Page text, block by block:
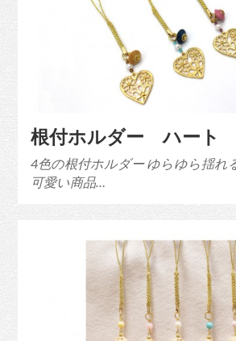
根付ホルダー ハート
4色の根付ホルダー ゆらゆら揺れ
可愛い商品…